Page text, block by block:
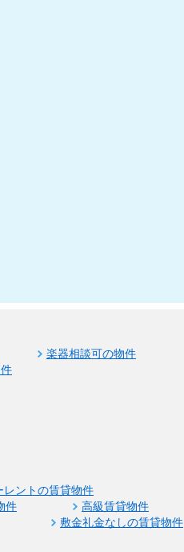
楽器相談可の物件
レントの賃貸物件
件
高級賃貸物件
敷金礼金なしの賃貸物件